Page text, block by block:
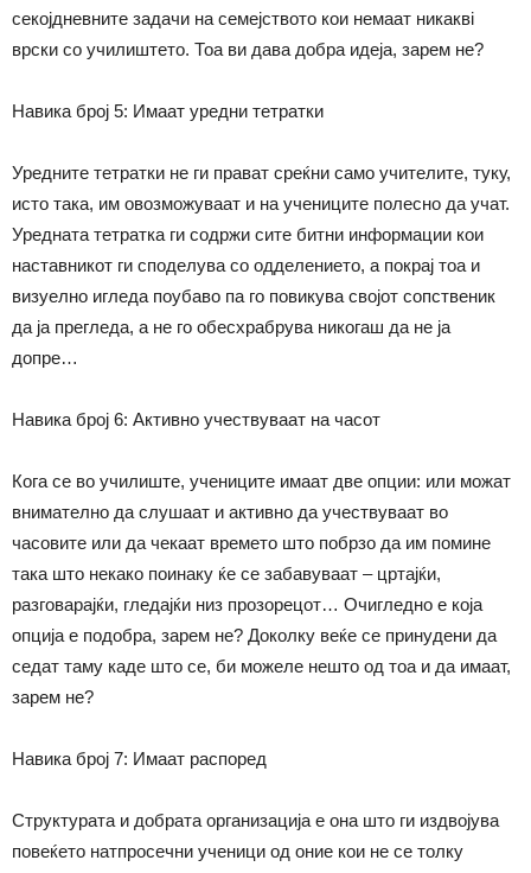
секојдневните задачи на семејството кои немаат никаквi
врски со училиштето. Тоа ви дава добра идеја, зарем не?
Навика број 5: Имаат уредни тетратки
Уредните тетратки не ги прават среќни само учителите, туку,
исто така, им овозможуваат и на учениците полесно да учат.
Уредната тетратка ги содржи сите битни информации кои
наставникот ги споделува со одделението, а покрај тоа и
визуелно игледа поубаво па го повикува својот сопственик
да ја прегледа, а не го обесхрабрува никогаш да не ја
допре…
Навика број 6: Активно учествуваат на часот
Кога се во училиште, учениците имаат две опции: или можат
внимателно да слушаат и активно да учествуваат во
часовите или да чекаат времето што побрзо да им помине
така што некако поинаку ќе се забавуваат – цртајќи,
разговарајќи, гледајќи низ прозорецот… Очигледно е која
опција е подобра, зарем не? Доколку веќе се принудени да
седат таму каде што се, би можеле нешто од тоа и да имаат,
зарем не?
Навика број 7: Имаат распоред
Структурата и добрата организација е она што ги издвојува
повеќето натпросечни ученици од оние кои не се толку